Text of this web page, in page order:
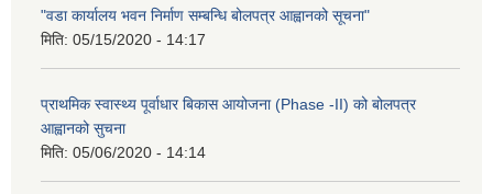
"वडा कार्यालय भवन निर्माण सम्बन्धि बोलपत्र आह्वानको सूचना"
मिति: 05/15/2020 - 14:17
प्राथमिक स्वास्थ्य पूर्वाधार बिकास आयोजना (Phase -II) को बोलपत्र
आह्वानको सुचना
मिति: 05/06/2020 - 14:14